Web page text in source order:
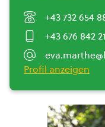
+43 732 654
+43 676 842
Profil anzeigen